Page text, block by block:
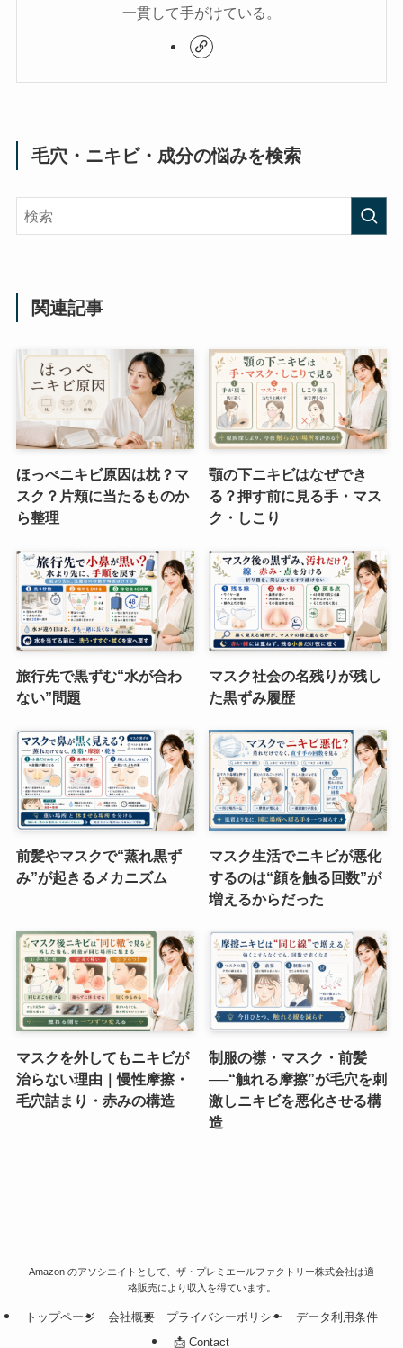
一貫して手がけている。
毛穴・ニキビ・成分の悩みを検索
関連記事
ほっぺニキビ原因は枕？マ
スク？片頬に当たるものか
ら整理
顎の下ニキビはなぜでき
る？押す前に見る手・マス
ク・しこり
旅行先で黒ずむ“水が合わ
ない”問題
マスク社会の名残りが残し
た黒ずみ履歴
前髪やマスクで“蒸れ黒ず
み”が起きるメカニズム
マスク生活でニキビが悪化
するのは“顔を触る回数”が
増えるからだった
マスクを外してもニキビが
治らない理由｜慢性摩擦・
毛穴詰まり・赤みの構造
制服の襟・マスク・前髪
──“触れる摩擦”が毛穴を刺
激しニキビを悪化させる構
造
Amazon のアソシエイトとして、ザ・プレミエールファクトリー株式会社は適
格販売により収入を得ています。
トップページ 会社概要 プライバシーポリシー
データ利用条件
📩 Contact